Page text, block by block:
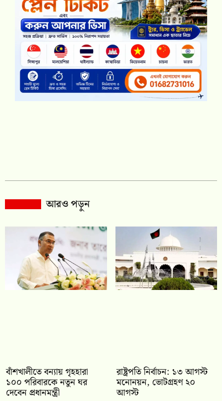
আরও পড়ুন
বাঁশখালীতে বন্যায় গৃহহারা
১০০ পরিবারকে নতুন ঘর
দেবেন প্রধানমন্ত্রী
রাষ্ট্রপতি নির্বাচন: ১৩ আগস্ট
মনোনয়ন, ভোটগ্রহণ ২০
আগস্ট